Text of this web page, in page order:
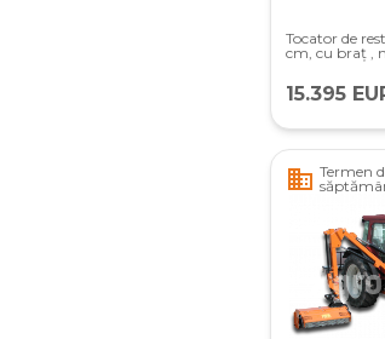
Tocator de
cm, cu braț ,
15.395
business Termen